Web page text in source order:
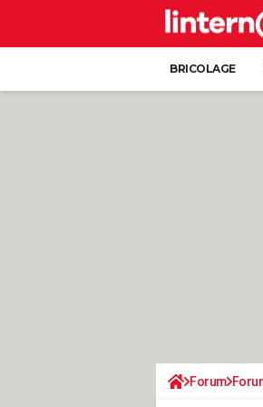
BRICOLAGE
Forum